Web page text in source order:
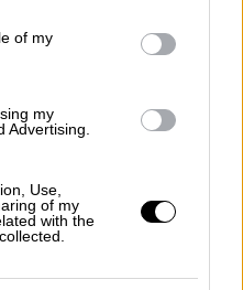
purposes in below Google
of my
my
Advertising.
Use,
of my
with the
κόσμος είναι
να